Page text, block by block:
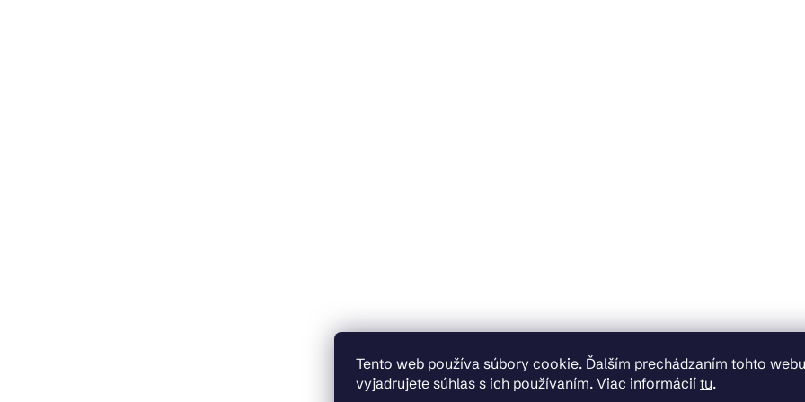
Tento web používa súbory cookie. Ďalším prechádzaním tohto webu
vyjadrujete súhlas s ich používaním. Viac informácií tu.